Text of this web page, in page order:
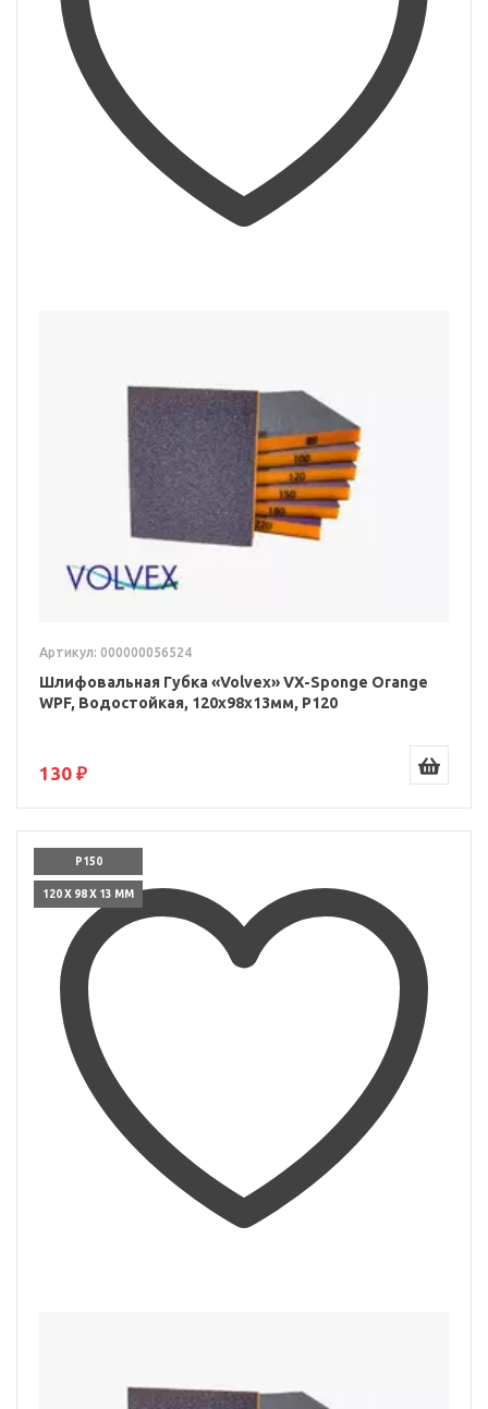
Артикул: 000000056524
Шлифовальная Губка «Volvex» VX-Sponge Orange
WPF, Водостойкая, 120x98x13мм, P120
130 ₽
P150
120 X 98 X 13 ММ